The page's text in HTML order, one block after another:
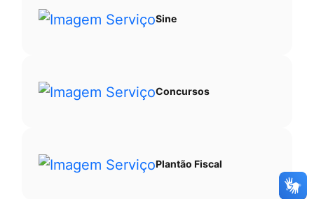
Sine
Concursos
Plantão Fiscal